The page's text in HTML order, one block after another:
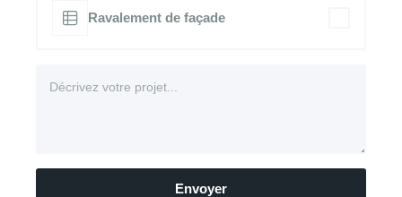
Ravalement de façade
Envoyer